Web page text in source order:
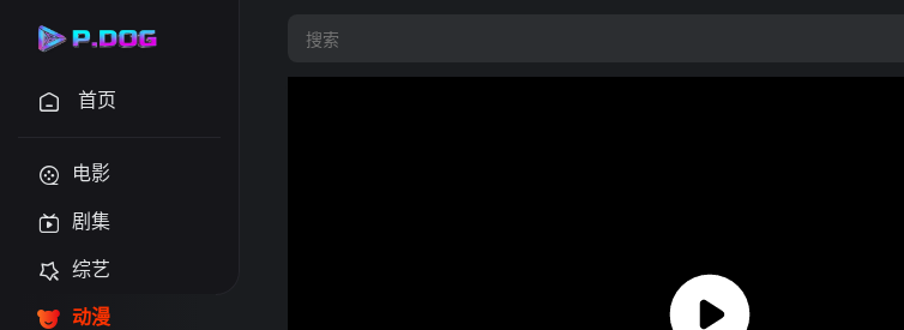
首页
电影
剧集
综艺
动漫